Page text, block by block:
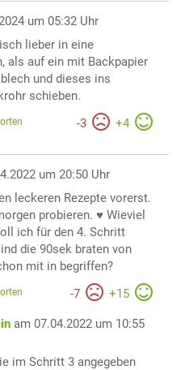
um 05:32 Uhr
lieber in eine
als auf ein mit Backpapier
und dieses ins
schieben.
-3 +4
um 20:50 Uhr
leckeren Rezepte vorerst.
probieren. ♥️ Wieviel
ich für den 4. Schritt
die 90sek braten von
mit in begriffen?
-7 +15
am 07.04.2022 um 10:55
im Schritt 3 angegeben